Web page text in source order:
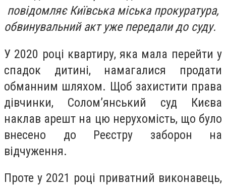
повідомляє Київська міська прокуратура,
обвинувальний акт уже передали до суду.
У 2020 році квартиру, яка мала перейти у
спадок дитині, намагалися продати
обманним шляхом. Щоб захистити права
дівчинки, Солом’янський суд Києва
наклав арешт на цю нерухомість, що було
внесено до Реєстру заборон на
відчуження.
Проте у 2021 році приватний виконавець,